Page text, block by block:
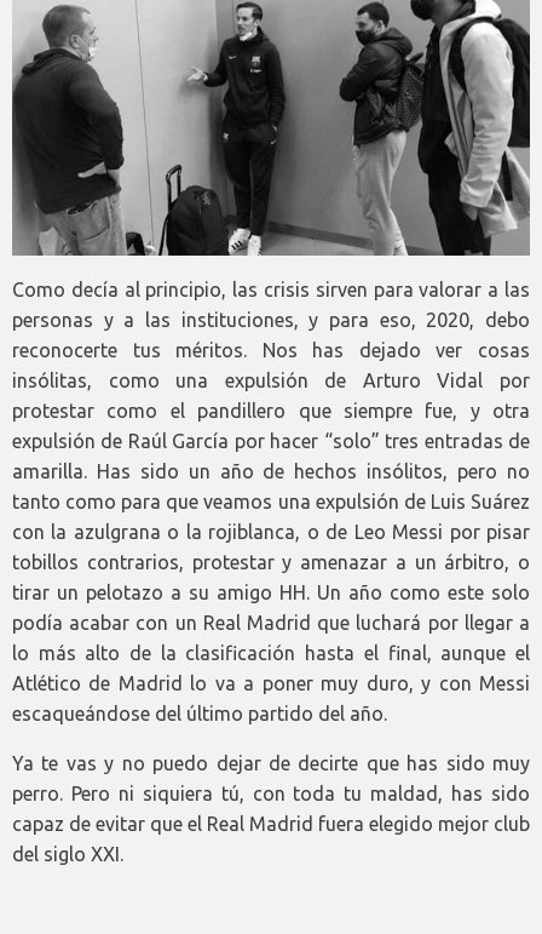
Como decía al principio, las crisis sirven para valorar a las
personas y a las instituciones, y para eso, 2020, debo
reconocerte tus méritos. Nos has dejado ver cosas
insólitas, como una expulsión de Arturo Vidal por
protestar como el pandillero que siempre fue, y otra
expulsión de Raúl García por hacer “solo” tres entradas de
amarilla. Has sido un año de hechos insólitos, pero no
tanto como para que veamos una expulsión de Luis Suárez
con la azulgrana o la rojiblanca, o de Leo Messi por pisar
tobillos contrarios, protestar y amenazar a un árbitro, o
tirar un pelotazo a su amigo HH. Un año como este solo
podía acabar con un Real Madrid que luchará por llegar a
lo más alto de la clasificación hasta el final, aunque el
Atlético de Madrid lo va a poner muy duro, y con Messi
escaqueándose del último partido del año.
Ya te vas y no puedo dejar de decirte que has sido muy
perro. Pero ni siquiera tú, con toda tu maldad, has sido
capaz de evitar que el Real Madrid fuera elegido mejor club
del siglo XXI.